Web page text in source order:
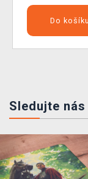
Do košíku
Sledujte